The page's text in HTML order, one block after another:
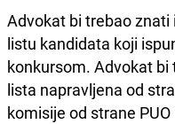
Advokat bi trebao
listu kandidata koji
konkursom. Advokat
lista napravljena od
komisije od strane